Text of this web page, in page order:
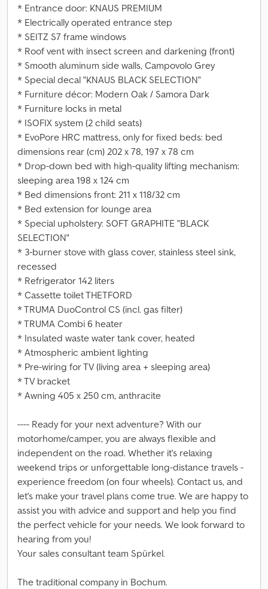
* Entrance door: KNAUS PREMIUM
* Electrically operated entrance step
* SEITZ S7 frame windows
* Roof vent with insect screen and darkening (front)
* Smooth aluminum side walls, Campovolo Grey
* Special decal "KNAUS BLACK SELECTION"
* Furniture décor: Modern Oak / Samora Dark
* Furniture locks in metal
* ISOFIX system (2 child seats)
* EvoPore HRC mattress, only for fixed beds: bed
dimensions rear (cm) 202 x 78, 197 x 78 cm
* Drop-down bed with high-quality lifting mechanism:
sleeping area 198 x 124 cm
* Bed dimensions front: 211 x 118/32 cm
* Bed extension for lounge area
* Special upholstery: SOFT GRAPHITE "BLACK
SELECTION"
* 3-burner stove with glass cover, stainless steel sink,
recessed
* Refrigerator 142 liters
* Cassette toilet THETFORD
* TRUMA DuoControl CS (incl. gas filter)
* TRUMA Combi 6 heater
* Insulated waste water tank cover, heated
* Atmospheric ambient lighting
* Pre-wiring for TV (living area + sleeping area)
* TV bracket
* Awning 405 x 250 cm, anthracite
---- Ready for your next adventure? With our
motorhome/camper, you are always flexible and
independent on the road. Whether it's relaxing
weekend trips or unforgettable long-distance travels -
experience freedom (on four wheels). Contact us, and
let's make your travel plans come true. We are happy to
assist you with advice and support and help you find
the perfect vehicle for your needs. We look forward to
hearing from you!
Your sales consultant team Spürkel.
The traditional company in Bochum.